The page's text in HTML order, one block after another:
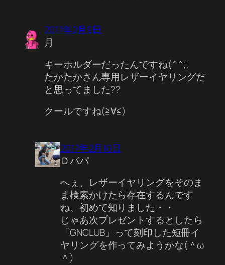
2017年2月9日
月
キーホルダーだったんですね(^^;;
たかたかさん専用レザーイヤリングだ
と思ってました??
クールですね(≧∀≦)
2017年2月10日
Ｄパパ
へぇ、レザーイヤリングをそのま
ま検索かけたら存在するんです
ね、初めて知りました・・
じゃあ次プレゼントするとしたら
「GNCLUB」って刻印した短冊イ
ヤリングを作ってみようかな(＾ω
＾)